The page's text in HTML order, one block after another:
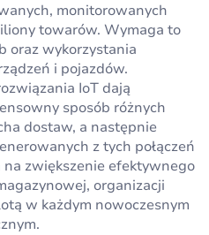
monitorowanych
towarów. Wymaga to
oraz wykorzystania
i pojazdów.
IoT dają
sposób różnych
dostaw, a następnie
z tych połączeń
na zwiększenie efektywnego
organizacji
w każdym nowoczesnym